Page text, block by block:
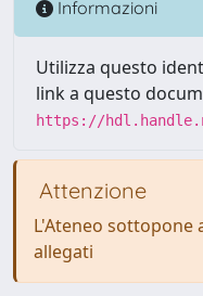
Informazioni
Utilizza questo
link a questo
https://
Attenzione
L'Ateneo sottopone
allegati